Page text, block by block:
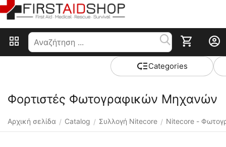
Сategories
Φορτιστές Φωτογραφικών Μηχανών
Αρχική σελίδα / Catalog / Συλλογή Nitecore / Nitecore -